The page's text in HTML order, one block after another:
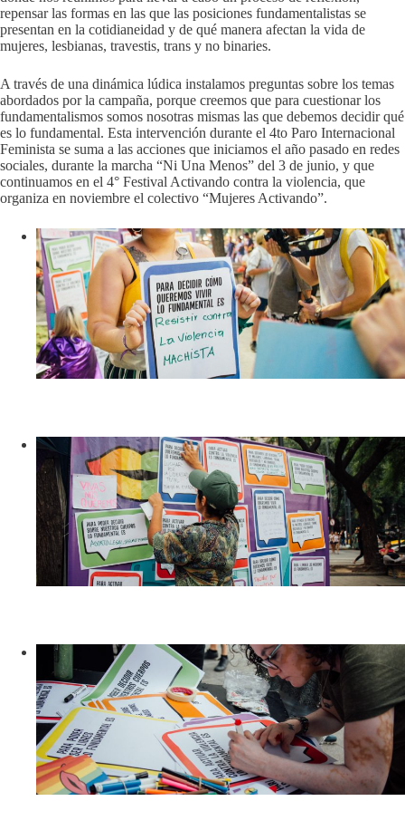
repensar las formas en las que las posiciones fundamentalistas se
presentan en la cotidianeidad y de qué manera afectan la vida de
mujeres, lesbianas, travestis, trans y no binaries.
A través de una dinámica lúdica instalamos preguntas sobre los temas
abordados por la campaña, porque creemos que para cuestionar los
fundamentalismos somos nosotras mismas las que debemos decidir qué
es lo fundamental. Esta intervención durante el 4to Paro Internacional
Feminista se suma a las acciones que iniciamos el año pasado en redes
sociales, durante la marcha “Ni Una Menos” del 3 de junio, y que
continuamos en el 4° Festival Activando contra la violencia, que
organiza en noviembre el colectivo “Mujeres Activando”.